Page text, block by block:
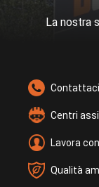
La nostra
Contattaci
Centri
Lavora
Qualità